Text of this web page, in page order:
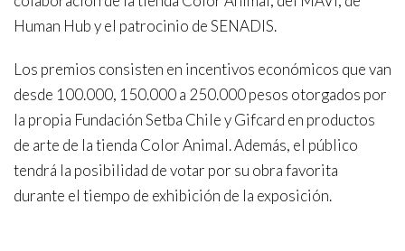
Human Hub y el patrocinio de SENADIS.
Los premios consisten en incentivos económicos que van
desde 100.000, 150.000 a 250.000 pesos otorgados por
la propia Fundación Setba Chile y Gifcard en productos
de arte de la tienda Color Animal. Además, el público
tendrá la posibilidad de votar por su obra favorita
durante el tiempo de exhibición de la exposición.